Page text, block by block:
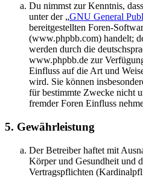
Du nimmst zur Kenntnis,
unter der „GNU General
bereitgestellten Foren-
(www.phpbb.com) handelt;
werden durch die
www.phpbb.de zur
Einfluss auf die Art und
wird. Sie können
für bestimmte Zwecke nicht
fremder Foren Einfluss
5. Gewährleistung
Der Betreiber haftet mit
Körper und Gesundheit und
Vertragspflichten